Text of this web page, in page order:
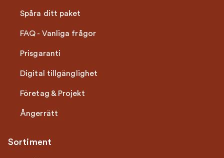
Spåra ditt paket
FAQ - Vanliga frågor
Prisgaranti
Digital tillgänglighet
Företag & Projekt
Ångerrätt
Sortiment